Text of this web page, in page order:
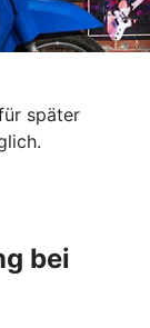
später
bei